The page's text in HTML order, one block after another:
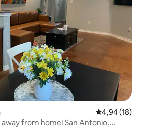
4,94 (18)
away from home! San Antonio,